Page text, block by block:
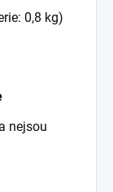
0,8 kg)
nejsou